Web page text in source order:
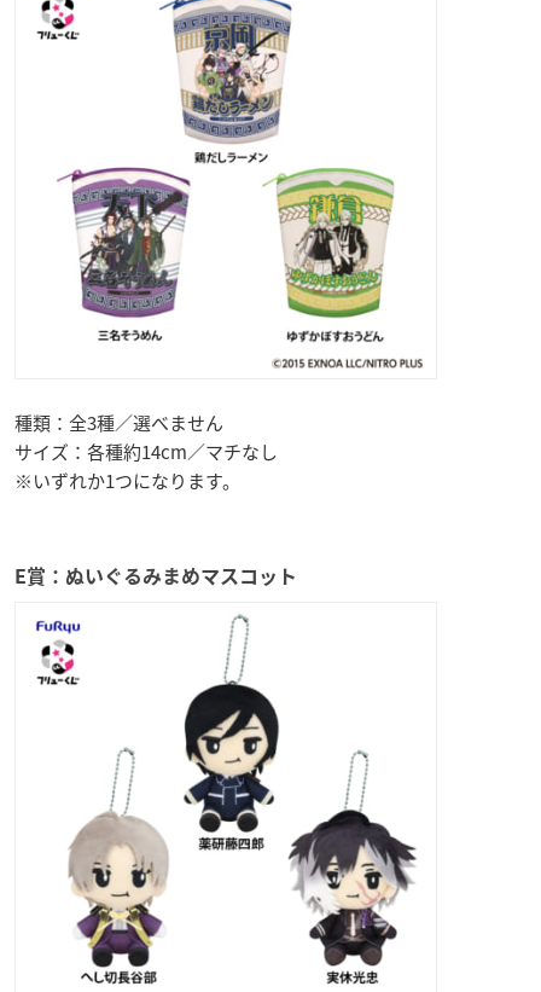
種類：全3種／選べません
サイズ：各種約14cm／マチなし
※いずれか1つになります。
E賞：ぬいぐるみまめマスコット